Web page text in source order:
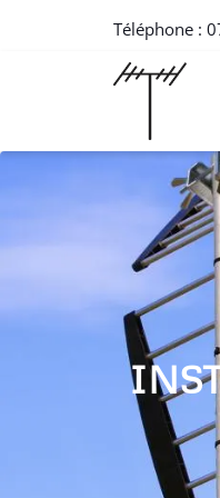
Téléphone :